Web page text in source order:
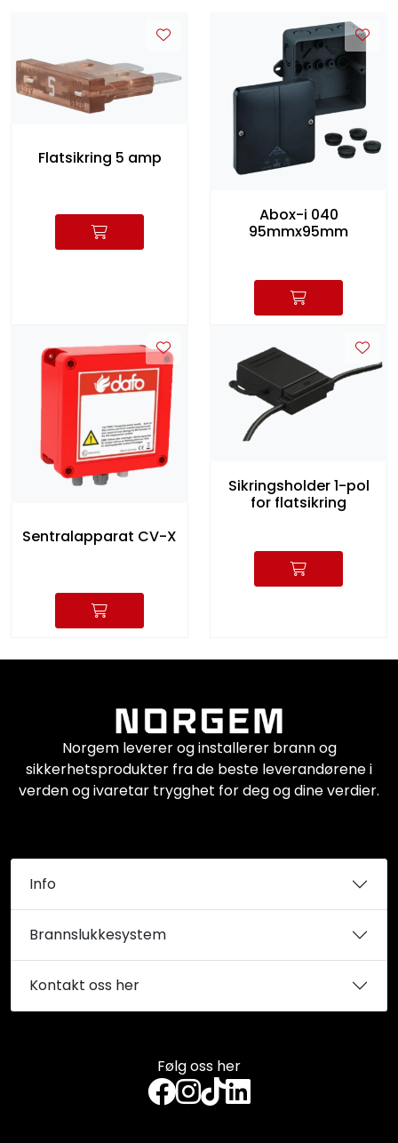
Flatsikring 5 amp
Abox-i 040
95mmx95mm
Sentralapparat CV-X
Sikringsholder 1-pol
for flatsikring
Følg oss her
Norgem leverer og installerer brann og
sikkerhetsprodukter fra de beste leverandørene i
verden og ivaretar trygghet for deg og dine verdier.
Info
Brannslukkesystem
Kontakt oss her